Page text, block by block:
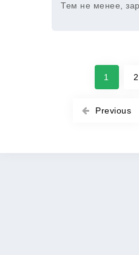
Тем не менее,
Previous
1 2